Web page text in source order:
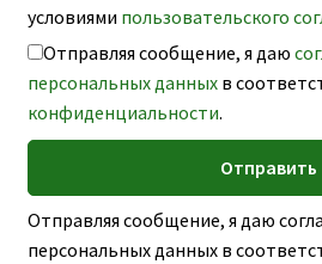
условиями пользовательского
Отправляя сообщение, я даю
персональных данныхв
конфиденциальности.
Отправляя сообщение, я даю
персональных данных в